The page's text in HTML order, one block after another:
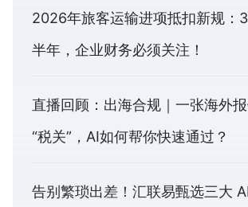
2026年旅客运输进项抵扣新规：
半年，企业财务必须关注！
直播回顾：出海合规｜一张海外
“税关”，AI如何帮你快速通过？
告别繁琐出差！汇联易甄选三大